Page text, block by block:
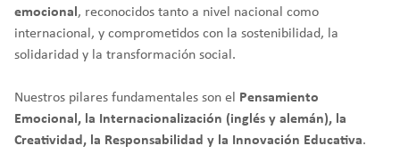
emocional, reconocidos tanto a nivel nacional como
internacional, y comprometidos con la sostenibilidad, la
solidaridad y la transformación social.
Nuestros pilares fundamentales son el Pensamiento
Emocional, la Internacionalización (inglés y alemán), la
Creatividad, la Responsabilidad y la Innovación Educativa.